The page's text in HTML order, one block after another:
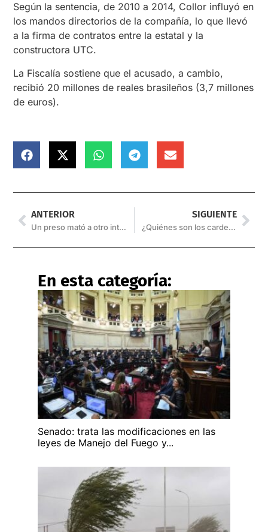
Según la sentencia, de 2010 a 2014, Collor influyó en
los mandos directorios de la compañía, lo que llevó
a la firma de contratos entre la estatal y la
constructora UTC.
La Fiscalía sostiene que el acusado, a cambio,
recibió 20 millones de reales brasileños (3,7 millones
de euros).
ANTERIOR
Un preso mató a otro interno en su celda en Villa Las Rosas
SIGUIENTE
¿Quiénes son los cardenales argentinos que viajarán para elegir sucesor del Papa?
En esta categoría:
Senado: trata las modificaciones en las
leyes de Manejo del Fuego y...